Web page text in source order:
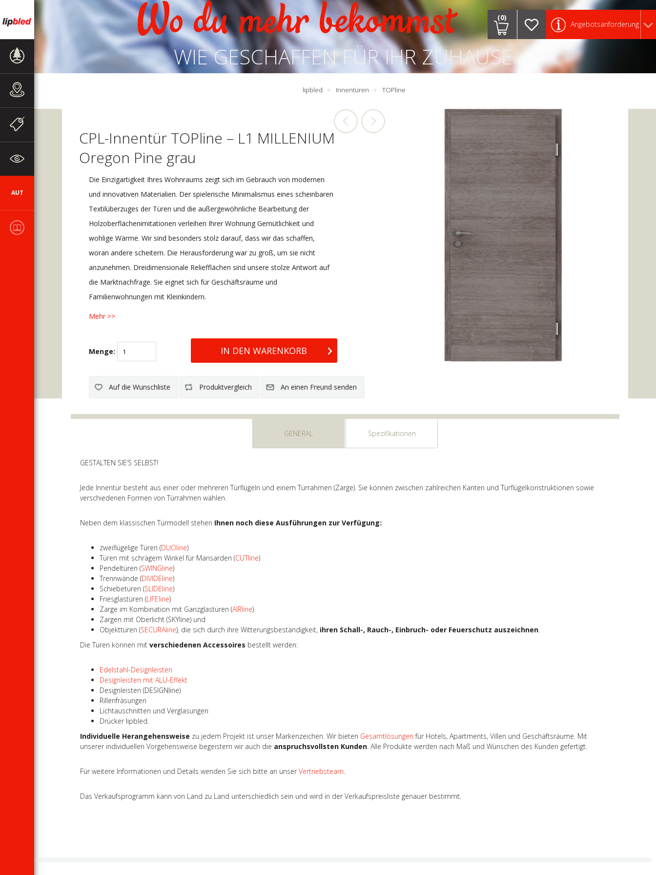
(0)
Angebotsanforderung
UNTERNEHMEN
AUT CZ
Wo du mehr bekommst
WIE GESCHAFFEN FÜR IHR ZUHAUSE.
lipbled Innentüren TOPline
CPL-Innentür TOPline – L1 MILLENIUM
Oregon Pine grau
Die Einzigartigkeit Ihres Wohnraums zeigt sich im Gebrauch von modernen
und innovativen Materialien. Der spielerische Minimalismus eines scheinbaren
Textilüberzuges der Türen und die außergewöhnliche Bearbeitung der
Holzoberflächenimitationen verleihen Ihrer Wohnung Gemütlichkeit und
wohlige Wärme. Wir sind besonders stolz darauf, dass wir das schaffen,
woran andere scheitern. Die Herausforderung war zu groß, um sie nicht
anzunehmen. Dreidimensionale Reliefflächen sind unsere stolze Antwort auf
die Marktnachfrage. Sie eignet sich für Geschäftsräume und
Familienwohnungen mit Kleinkindern.
Mehr >>
Menge:
GENERAL Spezifikationen
GESTALTEN SIE’S SELBST!
Jede Innentür besteht aus einer oder mehreren Türflügeln und einem Türrahmen (Zarge). Sie können zwischen zahlreichen Kanten und Türflügelkonstruktionen sowie
verschiedenen Formen von Türrahmen wählen.
Neben dem klassischen Türmodell stehen Ihnen noch diese Ausführungen zur Verfügung:
zweiflügelige Türen (DUOline)
Türen mit schrägem Winkel für Mansarden (CUTline)
Pendeltüren (SWINGline)
Trennwände (DIVIDEline)
Schiebetüren (SLIDEline)
Friesglastüren (LIFEline)
Zarge im Kombination mit Ganzglastüren (AIRline)
Zargen mit Oberlicht (SKYline) und
Objekttüren (SECURAline), die sich durch ihre Witterungsbeständigkeit, ihren Schall-, Rauch-, Einbruch- oder Feuerschutz auszeichnen.
Die Türen können mitverschiedenen Accessoires bestellt werden:
Edelstahl-Designleisten
Designleisten mit ALU-Effekt
Designleisten (DESIGNline)
Rillenfräsungen
Lichtauschnitten und Verglasungen
Drücker lipbled.
Individuelle Herangehensweise zu jedem Projekt ist unser Markenzeichen. Wir bieten Gesamtlösungen für Hotels, Apartments, Villen und Geschäftsräume. Mit
unserer individuellen Vorgehensweise begeistern wir auch die anspruchsvollsten Kunden. Alle Produkte werden nach Maß und Wünschen des Kunden gefertigt.
Für weitere Informationen und Details wenden Sie sich bitte an unserVertriebsteam.
Das Verkaufsprogramm kann von Land zu Land unterschiedlich sein und wird in der Verkaufspreisliste genauer bestimmt.